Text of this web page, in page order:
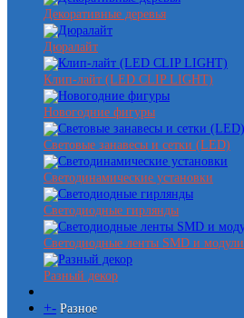
Декоративные деревья
Дюралайт
Клип-лайт (LED CLIP LIGHT)
Новогодние фигуры
Световые занавесы и сетки (LED)
Светодинамические установки
Светодиодные гирлянды
Светодиодные ленты SMD и модули
Разный декор
+- Разное